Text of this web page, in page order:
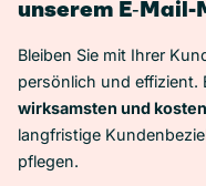
unserem
Bleiben Sie mit Ihrer
persönlich und effizient.
wirksamsten und
langfristige
pflegen.